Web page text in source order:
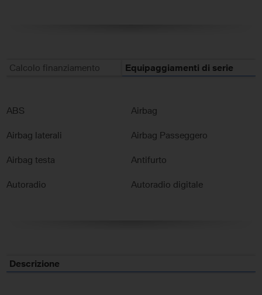
Calcolo finanziamento Equipaggiamenti di serie
ABS Airbag
Airbag laterali Airbag Passeggero
Airbag testa Antifurto
Autoradio Autoradio digitale
Climatizzatore
Descrizione